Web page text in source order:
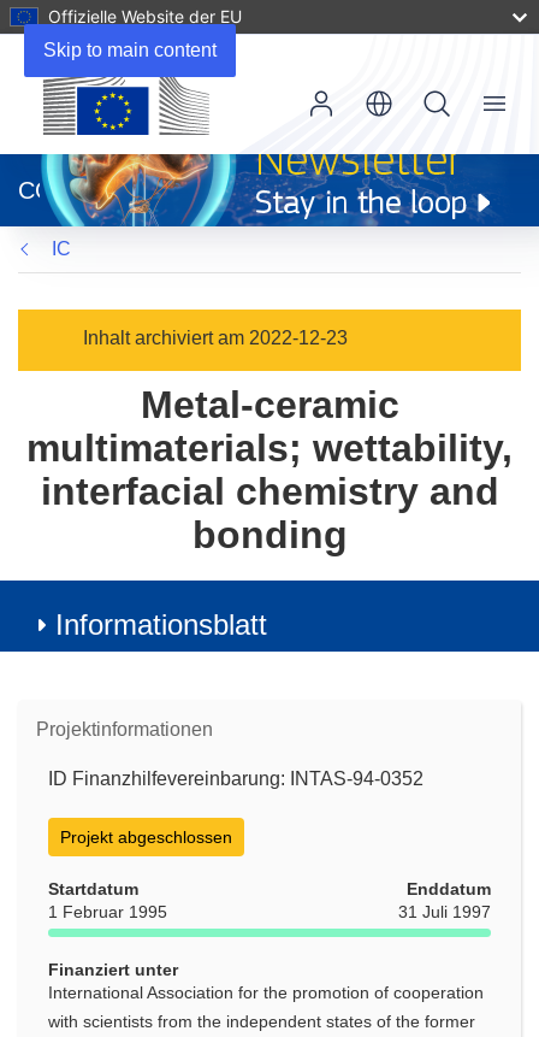
Skip to main content
Offizielle Website der EU
neuem
Fenster)
CORDIS
Menu
IC
Inhalt archiviert am 2022-12-23
Metal-ceramic
multimaterials; wettability,
interfacial chemistry and
bonding
Informationsblatt
Projektinformationen
ID Finanzhilfevereinbarung: INTAS-94-0352
Projekt abgeschlossen
Startdatum
1 Februar 1995
Enddatum
31 Juli 1997
Finanziert unter
International Association for the promotion of cooperation
with scientists from the independent states of the former